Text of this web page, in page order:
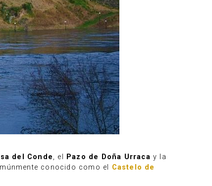
del Conde, el Pazo de Doña Urraca y la
conocido como el Castelo de